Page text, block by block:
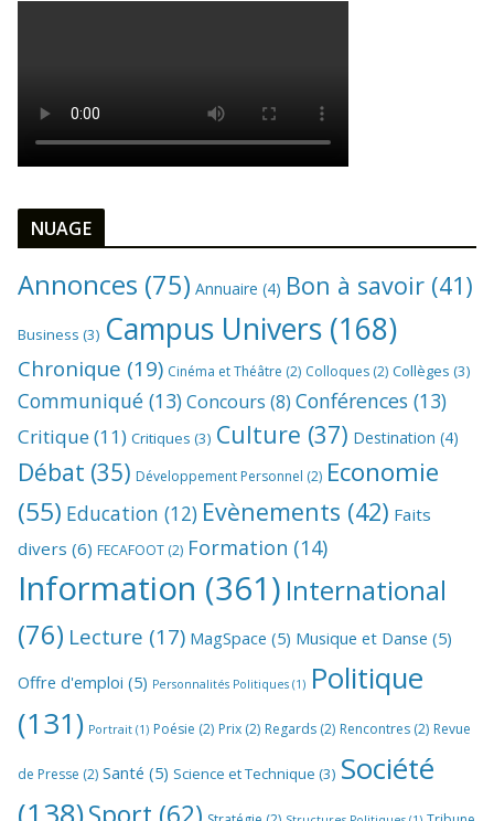
NUAGE
Annonces (75) Annuaire (4) Bon à savoir (41)
Business (3) Campus Univers (168)
Chronique (19) Cinéma et Théâtre (2) Colloques (2) Collèges (3)
Communiqué (13)Concours (8) Conférences (13)
Critique(11) Critiques (3) Culture (37) Destination (4)
Débat (35) Développement Personnel (2) Economie
(55) Education (12) Evènements (42) Faits
divers (6) FECAFOOT (2) Formation (14)
Information (361) International
(76) Lecture (17) MagSpace (5) Musique et Danse (5)
Offre d'emploi (5) Personnalités Politiques (1) Politique
(131) Portrait (1) Poésie (2) Prix (2) Regards (2) Rencontres (2) Revue
de Presse (2) Santé (5) Science et Technique (3) Société
(138)Sport (62)